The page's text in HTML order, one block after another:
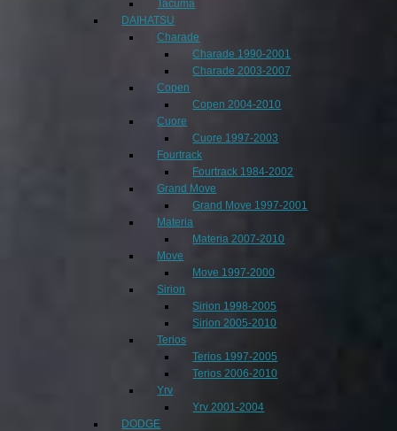
Tacuma
DAIHATSU
Charade
Charade 1990-2001
Charade 2003-2007
Copen
Copen 2004-2010
Cuore
Cuore 1997-2003
Fourtrack
Fourtrack 1984-2002
Grand Move
Grand Move 1997-2001
Materia
Materia 2007-2010
Move
Move 1997-2000
Sirion
Sirion 1998-2005
Sirion 2005-2010
Terios
Terios 1997-2005
Terios 2006-2010
Yrv
Yrv 2001-2004
DODGE